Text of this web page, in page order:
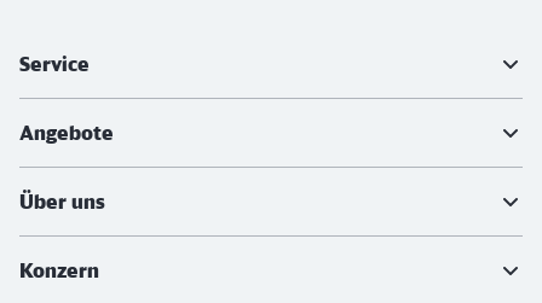
Service
Angebote
Über uns
Konzern